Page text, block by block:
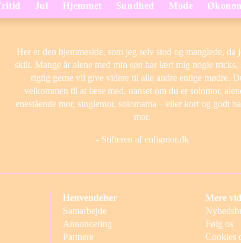
Jul Hjemmet Sundhed Mode
Her er den hjemmeside, som jeg selv stod og manglede, da
skilt. Mange år alene med min søn har lært mig nogle tricks,
rigtig gerne vil give videre til alle andre enlige mødre.
velkommen til at læse med, uanset om du er solomor,
enestående mor, singlemor, solomama – eller kort og godt
mor.
- Stifteren af enligmor.dk
Henvendelser
Samarbejde
Annoncering
Partnere
Mere
Følg os
Cookies